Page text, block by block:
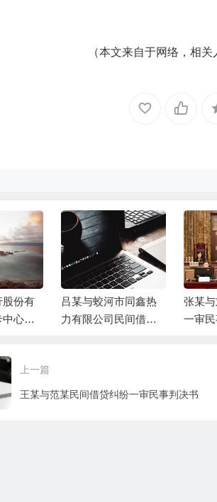
（本文来自于网络，相
股份有
心长
判决
吕某与蛟河市同鑫热
力有限公司民间借贷
张某
一审
上一篇
王某与范某民间借贷纠纷一审民事判决书